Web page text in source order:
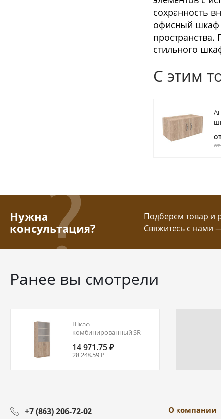
сохранность
офисный шкаф
стильного
С этим
Нужна
консультация?
Подберем товар и
Свяжитесь с
Ранее вы смотрели
Шкаф
комбинированный SR-
14 971.75 ₽
28 248.59 ₽
+7 (863) 206-72-02 О компании